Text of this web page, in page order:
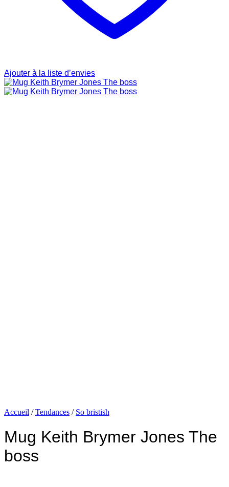
Ajouter à la liste d’envies
Accueil / Tendances / So bristish
Mug Keith Brymer Jones The
boss